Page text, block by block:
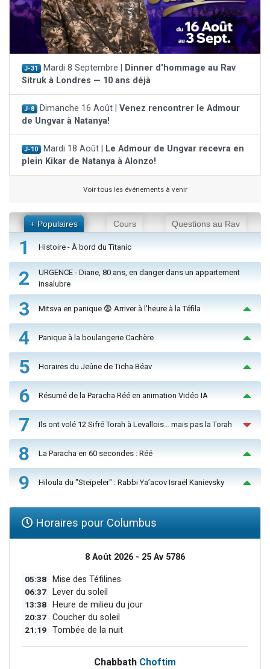
J-31 Mardi 8 Septembre |
Dinner d'hommage au Rav
Sitruk à Londres — 10 ans déjà
J-8 Dimanche 16 Août | Venez rencontrer le Admour
de Ungvar à Natanya!
J-10 Mardi 18 Août |
Le Admour de Ungvar recevra en
plein Kikar de Natanya à Alonzo!
Voir tous les événements à venir
+ Populaires Cours Questions au Rav
1 Histoire - À bord du Titanic
2
URGENCE - Diane, 80 ans, en danger dans un appartement
insalubre
3 Mitsva en panique 😨 Arriver à l'heure à la Téfila
4 Panique à la boulangerie Cachère
5 Horaires du Jeûne de Ticha Béav
6 Résumé de la Paracha Réé en animation Vidéo IA
7 Ils ont volé 12 Sifré Torah à Levallois… mais pas la Torah
8 La Paracha en 60 secondes : Réé
9 Hiloula du "Steïpeler" : Rabbi Ya’acov Israël Kanievsky
Horaires pour Columbus
8 Août 2026 - 25 Av 5786
05:38 Mise des Téfilines
06:37 Lever du soleil
13:38 Heure de milieu du jour
20:37 Coucher du soleil
21:19 Tombée de la nuit
Chabbath Choftim